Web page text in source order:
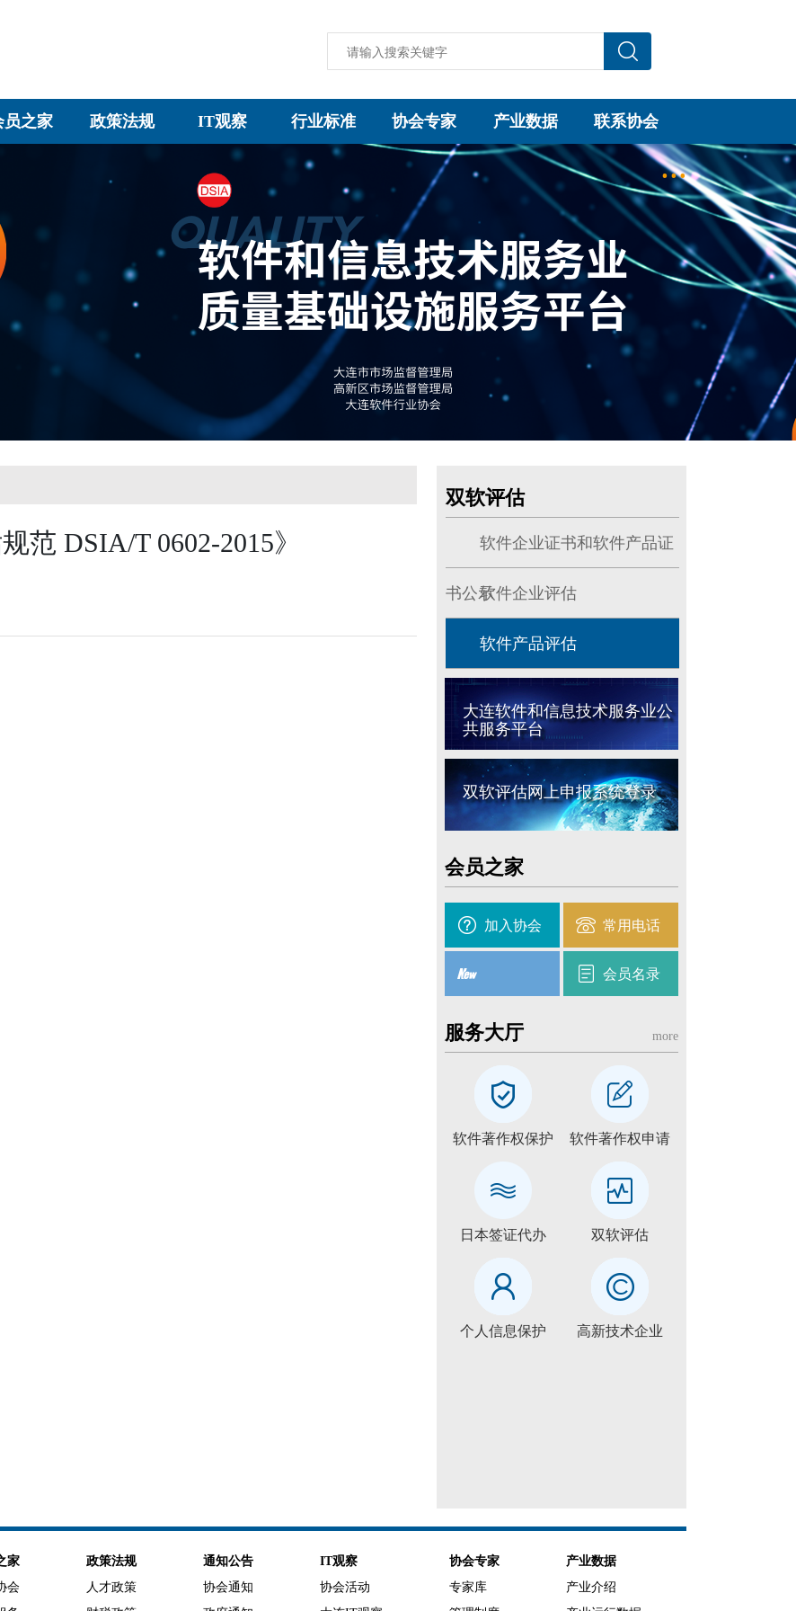
员之家 政策法规 IT观察 行业标准 协会专家 产业数据 联系协会
范 DSIA/T 0602-2015》
双软评估
软件企业证书和软件产品证
书公示软件企业评估
软件产品评估
大连软件和信息技术服务业公
共服务平台
双软评估网上申报系统登录
会员之家
加入协会 常用电话
会员名录
服务大厅 more
软件著作权保护 软件著作权申请
日本签证代办 双软评估
个人信息保护 高新技术企业
家
会
政策法规
人才政策
通知公告
协会通知
IT观察
协会活动
协会专家
专家库
产业数据
产业介绍